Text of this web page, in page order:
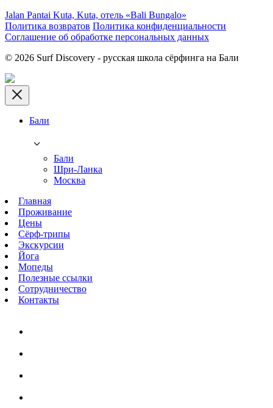
Jalan Pantai Kuta, Kuta, отель «Bali Bungalo»
Политика возвратов Политика конфиденциальности
Соглашение об обработке персональных данных
© 2026 Surf Discovery - русская школа сёрфинга на Бали
Бали
Бали
Шри-Ланка
Москва
Главная
Проживание
Цены
Сёрф-трипы
Экскурсии
Йога
Мопеды
Полезные ссылки
Сотрудничество
Контакты